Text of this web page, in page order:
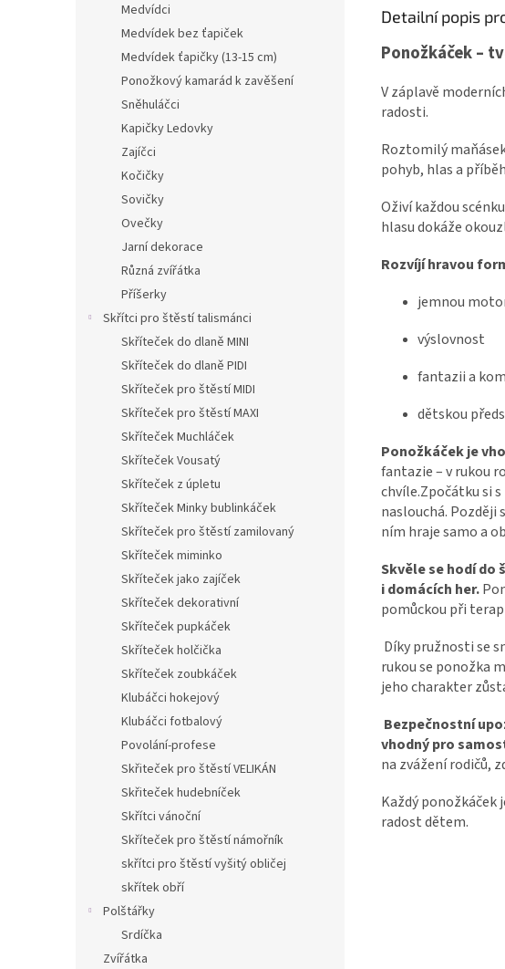
Medvídci
Medvídek bez ťapiček
Medvídek ťapičky (13-15 cm)
Ponožkový kamarád k zavěšení
Sněhuláčci
Kapičky Ledovky
Zajíčci
Kočičky
Sovičky
Ovečky
Jarní dekorace
Různá zvířátka
Příšerky
Skřítci pro štěstí talismánci
Skříteček do dlaně MINI
Skříteček do dlaně PIDI
Skříteček pro štěstí MIDI
Skříteček pro štěstí MAXI
Skříteček Muchláček
Skříteček Vousatý
Skříteček z úpletu
Skříteček Minky bublinkáček
Skříteček pro štěstí zamilovaný
Skříteček miminko
Skříteček jako zajíček
Skříteček dekorativní
Skříteček pupkáček
Skříteček holčička
Skříteček zoubkáček
Klubáčci hokejový
Klubáčci fotbalový
Povolání-profese
Skřiteček pro štěstí VELIKÁN
Skřiteček hudebníček
Skřítci vánoční
Skříteček pro štěstí námořník
skřítci pro štěstí vyšitý obličej
skřítek obří
Polštářky
Srdíčka
Zvířátka
Detailní popis
Ponožkáček –
V záplavě
radosti.
Roztomilý
pohyb, hlas a
Oživí každou
hlasu dokáže
Rozvíjí hravou
jemnou
výslovnost
fantazii a
dětskou
Ponožkáček je
fantazie – v rukou
chvíle.Zpočátku si
naslouchá. Později
ním hraje samo a
Skvěle se hodí do
i domácích her.
pomůckou při
Díky pružnosti se
rukou se ponožka
jeho charakter
Bezpečnostní
vhodný pro
na zvážení rodičů,
Každý ponožkáček
radost dětem.